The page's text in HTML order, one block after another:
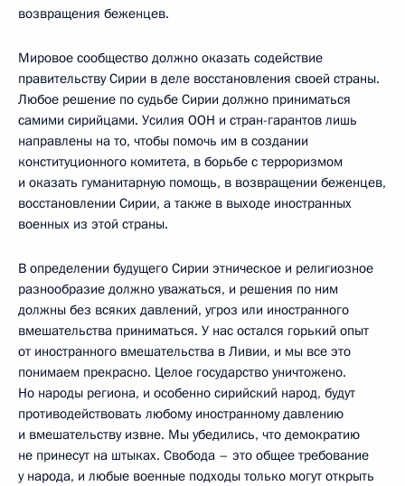
возвращения беженцев.
Мировое сообщество должно оказать содействие
правительству Сирии в деле восстановления своей страны.
Любое решение по судьбе Сирии должно приниматься
самими сирийцами. Усилия ООН и стран-гарантов лишь
направлены на то, чтобы помочь им в создании
конституционного комитета, в борьбе с терроризмом
и оказать гуманитарную помощь, в возвращении беженцев,
восстановлении Сирии, а также в выходе иностранных
военных из этой страны.
В определении будущего Сирии этническое и религиозное
разнообразие должно уважаться, и решения по ним
должны без всяких давлений, угроз или иностранного
вмешательства приниматься. У нас остался горький опыт
от иностранного вмешательства в Ливии, и мы все это
понимаем прекрасно. Целое государство уничтожено.
Но народы региона, и особенно сирийский народ, будут
противодействовать любому иностранному давлению
и вмешательству извне. Мы убедились, что демократию
не принесут на штыках. Свобода – это общее требование
у народа, и любые военные подходы только могут открыть